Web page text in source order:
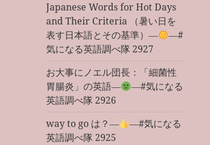
Japanese Words for Hot Days
and Their Criteria （暑い日を
表す日本語とその基準）―
―#
気になる英語調べ隊 2927
お大事にノエル団長：「細菌性
胃腸炎」の英語―
―#気になる
英語調べ隊 2926
way to go は？―
―#気になる
英語調べ隊 2925